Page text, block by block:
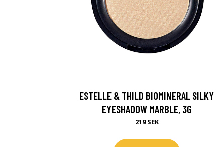
ESTELLE & THILD BIOMINERAL SILKY
EYESHADOW MARBLE, 3G
219 SEK